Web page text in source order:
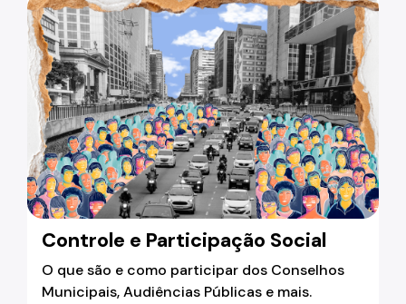
Controle e Participação Social
O que são e como participar dos Conselhos
Municipais, Audiências Públicas e mais.